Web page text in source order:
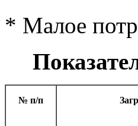
* Малое
№ п/п